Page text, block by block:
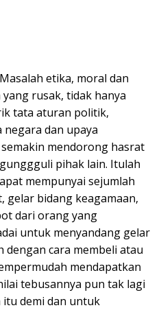
Masalah etika, moral dan
rusak, tidak hanya
tata aturan politik,
dan upaya
mendorong hasrat
pihak lain. Itulah
mempunyai sejumlah
gelar bidang keagamaan,
dari orang yang
untuk menyandang gelar
dengan cara membeli atau
mendapatkan
tebusannya pun tak lagi
itu demi dan untuk